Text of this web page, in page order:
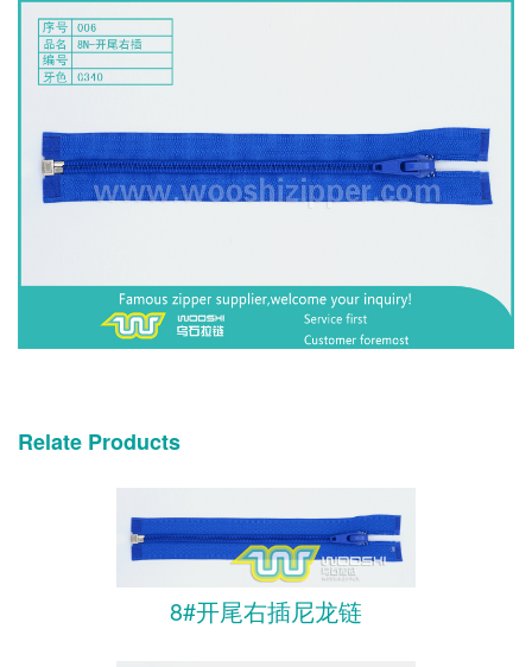
Relate Products
8#开尾右插尼龙链